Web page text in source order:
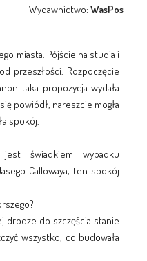
Wydawnictwo:WasPos
miasta. Pójście na studia i
przeszłości. Rozpoczęcie
taka propozycja wydała
powiódł, nareszcie mogła
spokój.
świadkiem wypadku
Callowaya, ten spokój
drodze do szczęścia stanie
wszystko, co budowała